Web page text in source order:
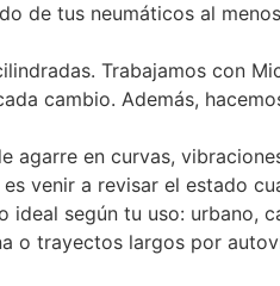
de tus neumáticos al
Trabajamos con
cambio. Además,
agarre en curvas,
venir a revisar el estado
ideal según tu uso: urbano,
o trayectos largos por